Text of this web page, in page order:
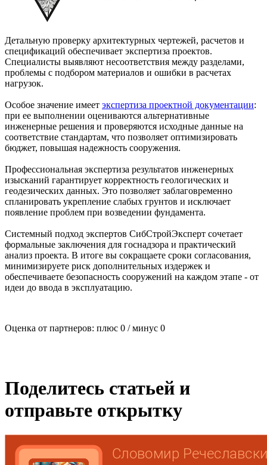
Детальную проверку архитектурных чертежей, расчетов и
спецификаций обеспечивает экспертиза проектов.
Специалисты выявляют несоответствия между разделами,
проблемы с подбором материалов и ошибки в расчетах
нагрузок.
Особое значение имеет экспертиза проектной документации:
при ее выполнении оцениваются альтернативные
инженерные решения и проверяются исходные данные на
соответствие стандартам, что позволяет оптимизировать
бюджет, повышая надежность сооружения.
Профессиональная экспертиза результатов инженерных
изысканий гарантирует корректность геологических и
геодезических данных. Это позволяет заблаговременно
спланировать укрепление слабых грунтов и исключает
появление проблем при возведении фундамента.
Системный подход экспертов СибСтройЭксперт сочетает
формальные заключения для госнадзора и практический
анализ проекта. В итоге вы сокращаете сроки согласования,
минимизируете риск дополнительных издержек и
обеспечиваете безопасность сооружений на каждом этапе - от
идеи до ввода в эксплуатацию.
Оценка от партнеров: плюс 0 / минус 0
Поделитесь статьей и
отправьте открытку